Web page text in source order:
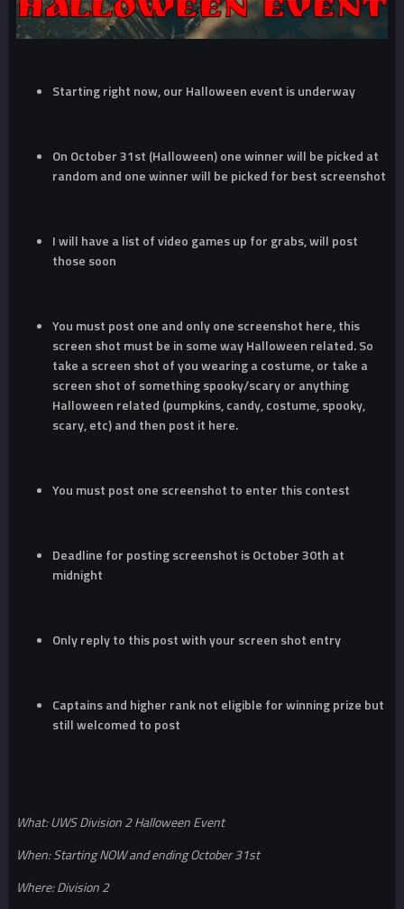
Starting right now, our Halloween event is underway
On October 31st (Halloween) one winner will be picked at
random and one winner will be picked for best screenshot
I will have a list of video games up for grabs, will post
those soon
You must post one and only one screenshot here, this
screen shot must be in some way Halloween related. So
take a screen shot of you wearing a costume, or take a
screen shot of something spooky/scary or anything
Halloween related (pumpkins, candy, costume, spooky,
scary, etc) and then post it here.
You must post one screenshot to enter this contest
Deadline for posting screenshot is October 30th at
midnight
Only reply to this post with your screen shot entry
Captains and higher rank not eligible for winning prize but
still welcomed to post
What: UWS Division 2 Halloween Event
When: Starting NOW and ending October 31st
Where: Division 2